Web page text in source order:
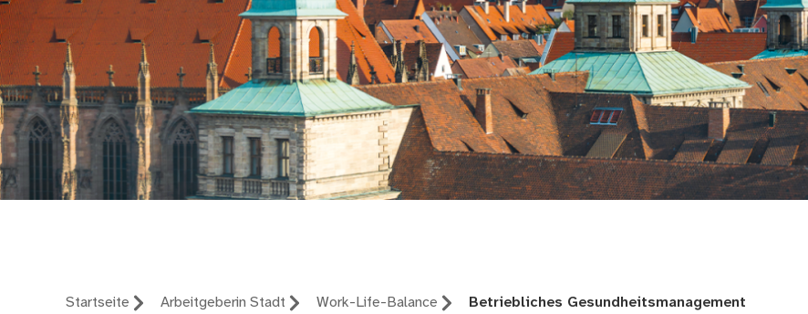
Startseite Arbeitgeberin Stadt Work-Life-Balance Betriebliches Gesundheitsmanagement